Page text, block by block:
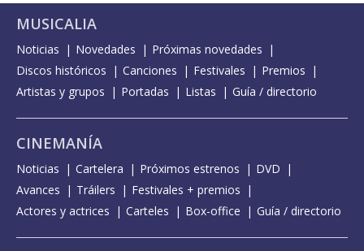
MUSICALIA
Noticias Novedades
Próximas novedades
Discos históricos
Canciones Festivales
Premios
Artistas y grupos
Portadas Listas Guía / directorio
CINEMANÍA
Noticias Cartelera Próximos estrenos
DVD
Avances
Tráilers
Festivales + premios
Actores y actrices
Carteles Box-office Guía / directorio